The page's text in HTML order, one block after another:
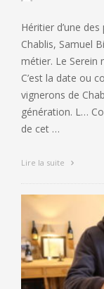
Héritier d’une
Chablis, Samuel
métier. Le Serein
C’est la date ou
vignerons de
génération. L…
de cet …
Lire la suite